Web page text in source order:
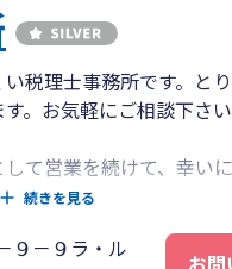
税理士事務所です。と
。お気軽にご相談下さい
て営業を続けて、幸い
で歩んでまいりました。
経験、そしてお客様の
続きを見る
９－９ラ・ル